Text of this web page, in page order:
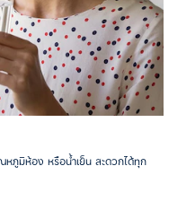
ภูมิห้อง หรือน้ำเย็น สะดวกได้ทุก